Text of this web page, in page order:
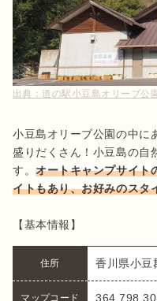
出典： 道の駅小豆島オリーブ公園
小豆島オリーブ公園の中に
盛りだくさん！小豆島の自
す。オートキャンプサイト
イトもあり、お好みのスタ
【基本情報】
住所 香川県小豆
マップコード 364 798